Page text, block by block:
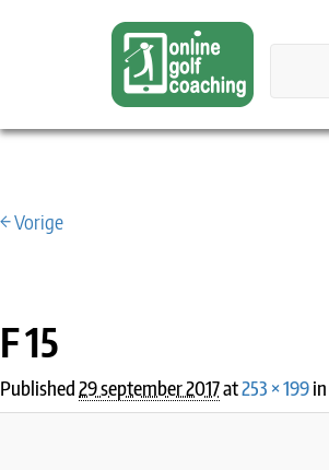
IMAGE NAVIGATION
← Vorige
F 15
Published29 september 2017at253 × 199in